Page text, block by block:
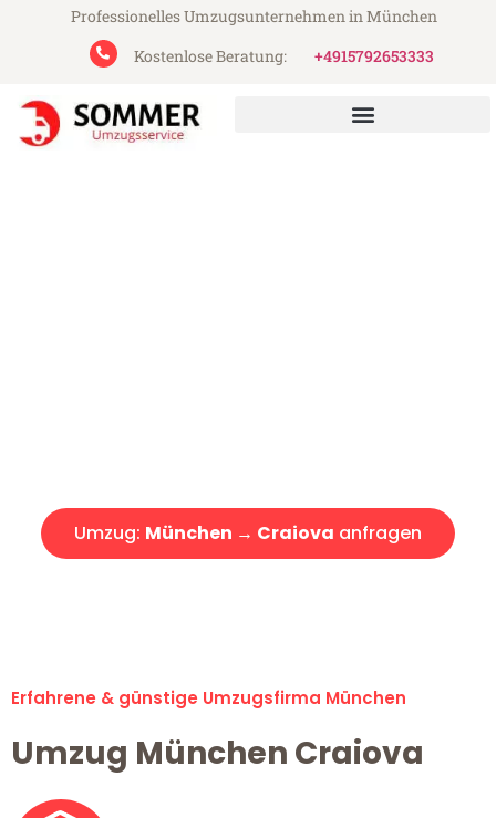
Professionelles Umzugsunternehmen in München
Kostenlose Beratung:
+4915792653333
Umzug: München → Craiova anfragen
Erfahrene & günstige Umzugsfirma München
Umzug München Craiova